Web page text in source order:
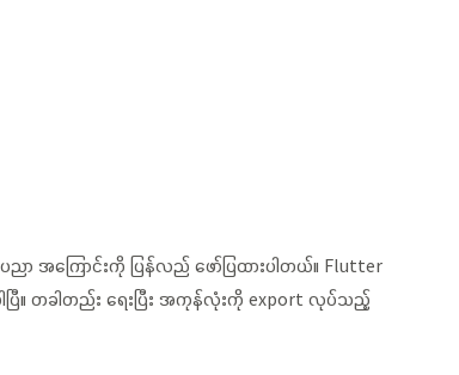
အကြောင်းကို ပြန်လည် ဖော်ပြထားပါတယ်။ Flutter
ါပြီ။ တခါတည်း ရေးပြီး အကုန်လုံးကို export လုပ်သည့်